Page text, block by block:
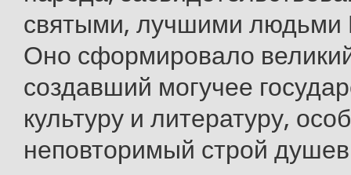
святыми, лучшими людьми
Оно сформировало
создавший могучее
культуру и литературу,
неповторимый строй